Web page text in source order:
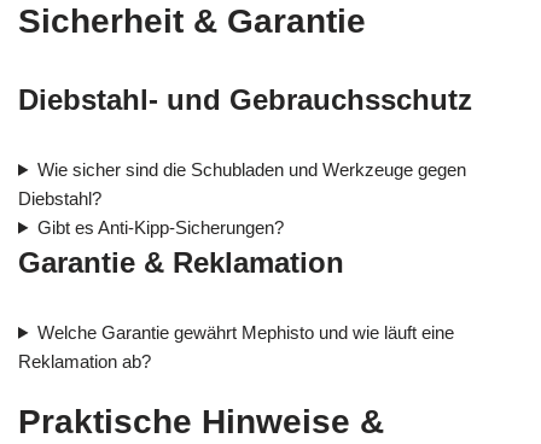
Sicherheit & Garantie
Diebstahl- und Gebrauchsschutz
Wie sicher sind die Schubladen und Werkzeuge gegen
Diebstahl?
Gibt es Anti‑Kipp-Sicherungen?
Garantie & Reklamation
Welche Garantie gewährt Mephisto und wie läuft eine
Reklamation ab?
Praktische Hinweise &